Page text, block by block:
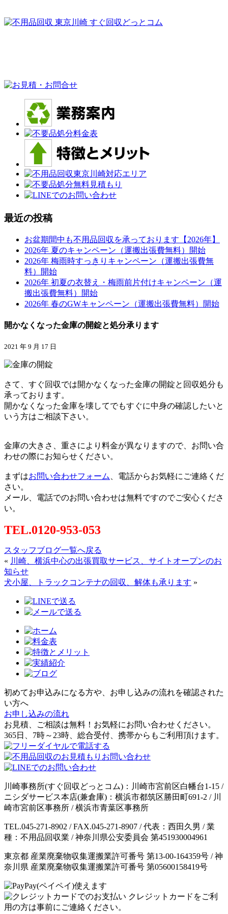
最近の投稿
お盆期間中も不用品回収を承っております【2026年】
2026年 夏のキャンペーン（運搬出張費無料）開始
2026年 梅雨時すっきりキャンペーン（運搬出張費無
料）開始
2026年 初夏の衣替え・梅雨前片付けキャンペーン（運
搬出張費無料）開始
2026年 春のGWキャンペーン（運搬出張費無料）開始
開かなくなった金庫の開錠と処分承ります
2021 年 9 月 17 日
さて、すぐ回収では開かなくなった金庫の開錠と回収処分も
承っております。
開かなくなった金庫を壊してでもすぐに中身の確認したいと
いう方はご相談下さい。
金庫の大きさ、重さにより料金が異なりますので、お問い合
わせの際にお知らせください。
まずはお問い合わせフォーム
、電話からお気軽にご連絡くだ
さい。
メール、電話でのお問い合わせは無料ですのでご安心くださ
い。
TEL.0120-953-053
スタッフブログ一覧へ戻る
« 川崎、横浜中心の出張買取サービス、サイトオープンのお
知らせ
犬小屋、トラックコンテナの回収、解体も承ります »
初めてお申込みになる方や、お申し込みの流れを確認された
い方へ
お申し込みの流れ
お見積、ご相談は無料！お気軽にお問い合わせください。
365日、7時～23時、総合受付、携帯からもご利用頂けます。
川崎事務所(すぐ回収どっとコム)：川崎市宮前区白幡台1-15 /
ニシダサービス本店(兼倉庫)：横浜市都筑区勝田町691-2 / 川
崎市宮前区事務所 / 横浜市青葉区事務所
TEL.045-271-8902 / FAX.045-271-8907 / 代表：西田久男 / 業
種：不用品回収業 / 神奈川県公安委員会 第451930004961
東京都 産業廃棄物収集運搬業許可番号 第13-00-164359号 / 神
奈川県 産業廃棄物収集運搬業許可番号 第05600158419号
クレジットカードをご利
用の方は事前にご連絡ください。